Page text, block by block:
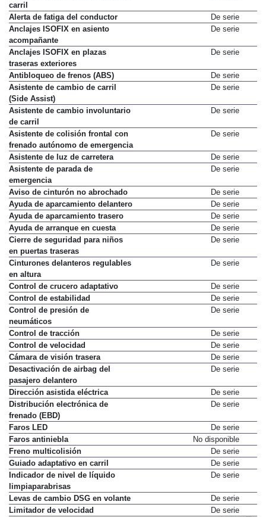
carril
Alerta de fatiga del conductor
De serie
Anclajes ISOFIX en asiento
acompañante
De serie
Anclajes ISOFIX en plazas
traseras exteriores
De serie
Antibloqueo de frenos (ABS)
De serie
Asistente de cambio de carril
(Side Assist)
De serie
Asistente de cambio involuntario
de carril
De serie
Asistente de colisión frontal con
frenado autónomo de emergencia
De serie
Asistente de luz de carretera
De serie
Asistente de parada de
emergencia
De serie
Aviso de cinturón no abrochado
De serie
Ayuda de aparcamiento delantero
De serie
Ayuda de aparcamiento trasero
De serie
Ayuda de arranque en cuesta
De serie
Cierre de seguridad para niños
en puertas traseras
De serie
Cinturones delanteros regulables
en altura
De serie
Control de crucero adaptativo
De serie
Control de estabilidad
De serie
Control de presión de
neumáticos
De serie
Control de tracción
De serie
Control de velocidad
De serie
Cámara de visión trasera
De serie
Desactivación de airbag del
pasajero delantero
De serie
Dirección asistida eléctrica
De serie
Distribución electrónica de
frenado (EBD)
De serie
Faros LED
De serie
Faros antiniebla
No disponible
Freno multicolisión
De serie
Guiado adaptativo en carril
De serie
Indicador de nivel de líquido
limpiaparabrisas
De serie
Levas de cambio DSG en volante
De serie
Limitador de velocidad
De serie